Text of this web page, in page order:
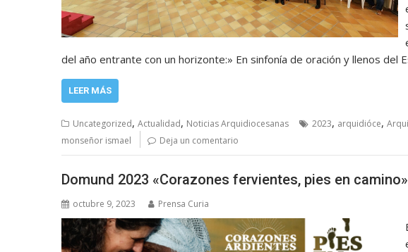
del año entrante con un horizonte:» En sinfonía de oración y llenos del
LEER MÁS
Uncategorized, Actualidad, Noticias Arquidiocesanas 2023, arquidióce,
monseñor ismael Deja un comentario
Domund 2023 «Corazones fervientes, pies en camino»
octubre 9, 2023 Prensa Curia